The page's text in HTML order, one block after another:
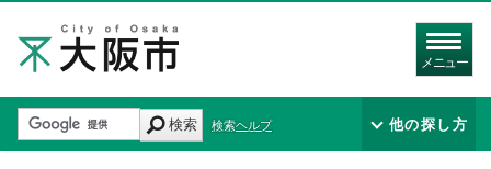
メニュー
検索 検索ヘルプ 他の探し方